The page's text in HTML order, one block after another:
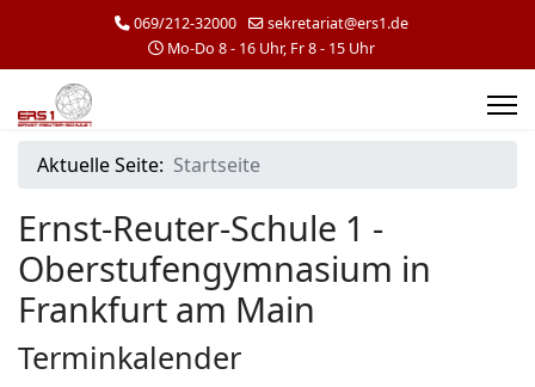
069/212-32000
sekretariat@ers1.de
Mo-Do 8 - 16 Uhr, Fr 8 - 15 Uhr
Aktuelle Seite: Startseite
Ernst-Reuter-Schule 1 -
Oberstufengymnasium in
Frankfurt am Main
Terminkalender